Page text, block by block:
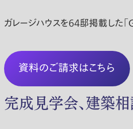
ガレージハウスを64邸掲載した
資料のご請求はこちら
完成見学会、建築